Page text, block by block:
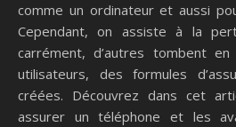
comme un ordinateur et aussi
Cependant, on assiste à la
carrément, d’autres tombent
utilisateurs, des formules
créées. Découvrez dans cet
assurer un téléphone et les